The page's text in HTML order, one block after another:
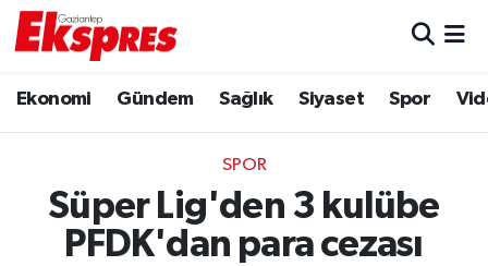
Ekonomi Gündem Sağlık Siyaset Spor
SPOR
Süper Lig'den 3 kulübe
PFDK'dan para cezası
Ekonomi
Gaziantep son dakika
Genel
Trafik Durumu
Puan Durumu ve Fikstür
Tüm Manşetler